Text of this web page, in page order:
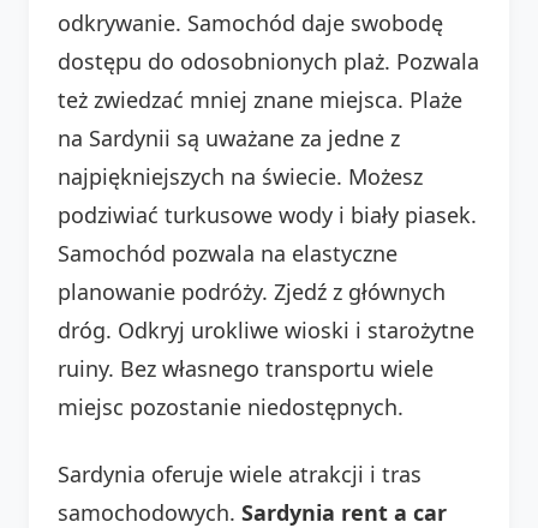
odkrywanie. Samochód daje swobodę
dostępu do odosobnionych plaż. Pozwala
też zwiedzać mniej znane miejsca. Plaże
na Sardynii są uważane za jedne z
najpiękniejszych na świecie. Możesz
podziwiać turkusowe wody i biały piasek.
Samochód pozwala na elastyczne
planowanie podróży. Zjedź z głównych
dróg. Odkryj urokliwe wioski i starożytne
ruiny. Bez własnego transportu wiele
miejsc pozostanie niedostępnych.
Sardynia oferuje wiele atrakcji i tras
samochodowych. Sardynia rent a car